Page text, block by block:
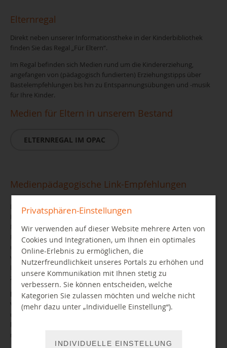
Elternregal
Direkt neben unserer Informationstheke in der Kinderbibliothek
finden Sie das Regal „Für Eltern“.
Im Regal befinden sich Medien rund um die Kindererziehung,
angefangen von (pädagogisch fundierten) Erziehungstipps über
Bastelempfehlungen bis hin zu Entspannungsübungen und -musik
für Ihre Kinder.
Medien für Eltern in unserem Bestand
ELTERNREGAL IM OPAC
Medienpädagogische Link-Empfehlungen
Lesen stellt auch im Zeitalter der Digitalisierung eine wesentliche
Kulturtechnik dar. Darüber hinaus werden bei der Nutzung digitaler
Medien weitere Kompetenzen benötigt. Viele Eltern stellen sich die
Frage, wie sie ihre Kinder beim Erwerb von Medienkompetenz
unterstützen und sie auf die Herausforderungen einer digitalen Welt
vorbereiten können. Aus diesem Grund haben wir für Sie ein paar
Links zu verschiedenen medienpädagogischen Themen
zusammengestellt.
Hinweis:Diese Übersicht erhebt keinen Anspruch auf
Vollständigkeit. Die Verlinkungen führen zu Seiten außerhalb
unseres Webauftrittes. Die Stadtbibliothek Chemnitz übernimmt
keine Verantwortung für die Inhalte der verlinkten Seiten. Bitte
melden Sie uns, falls ein Link fehlerhaft ist oder nicht funktioniert.
Privatsphären-Einstellungen
Wir verwenden auf dieser Website mehrere Arten von
Cookies und Integrationen, um Ihnen ein optimales
Online-Erlebnis zu ermöglichen, die
Nutzerfreundlichkeit unseres Portals zu erhöhen und
unsere Kommunikation mit Ihnen stetig zu
verbessern. Sie können entscheiden, welche
Kategorien Sie zulassen möchten und welche nicht
(mehr dazu unter „Individuelle Einstellung“).
INDIVIDUELLE EINSTELLUNG